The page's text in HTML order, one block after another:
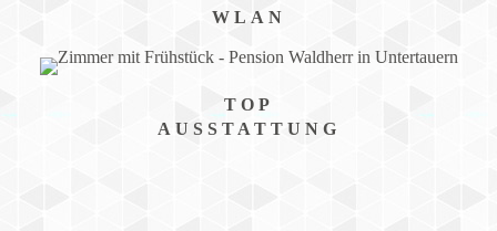
WLAN
TOP
AUSSTATTUNG